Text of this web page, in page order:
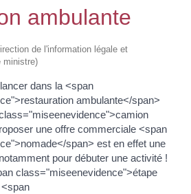
ambulante
de l'information légale et
ministre)
dans la <span
ambulante</span>
une offre commerciale <span
span> est en effet une
pour débuter une activité !
class="miseenevidence">étape